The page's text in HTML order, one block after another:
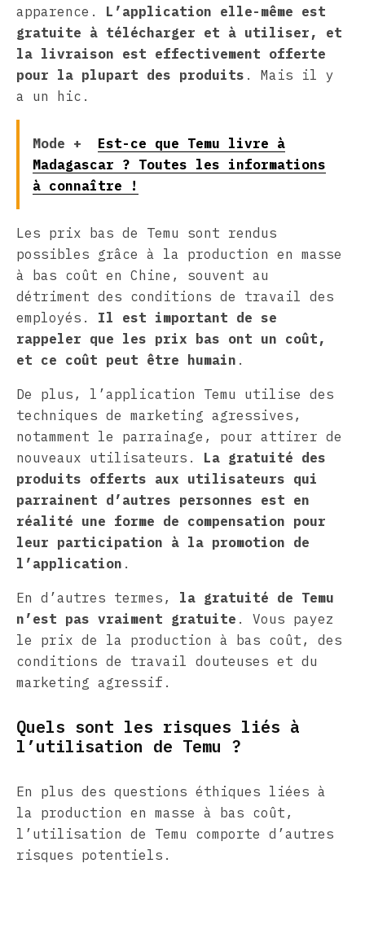
apparence. L’application elle-même est
gratuite à télécharger et à utiliser, et
la livraison est effectivement offerte
pour la plupart des produits . Mais il y
a un hic.
Mode +
Est-ce que Temu livre à
Madagascar ? Toutes les informations
à connaître !
Les prix bas de Temu sont rendus
possibles grâce à la production en masse
à bas coût en Chine, souvent au
détriment des conditions de travail des
employés. Il est important de se
rappeler que les prix bas ont un coût,
et ce coût peut être humain .
De plus, l’application Temu utilise des
techniques de marketing agressives,
notamment le parrainage, pour attirer de
nouveaux utilisateurs. La gratuité des
produits offerts aux utilisateurs qui
parrainent d’autres personnes est en
réalité une forme de compensation pour
leur participation à la promotion de
l’application .
En d’autres termes, la gratuité de Temu
n’est pas vraiment gratuite . Vous payez
le prix de la production à bas coût, des
conditions de travail douteuses et du
marketing agressif.
Quels sont les risques liés à
l’utilisation de Temu ?
En plus des questions éthiques liées à
la production en masse à bas coût,
l’utilisation de Temu comporte d’autres
risques potentiels.